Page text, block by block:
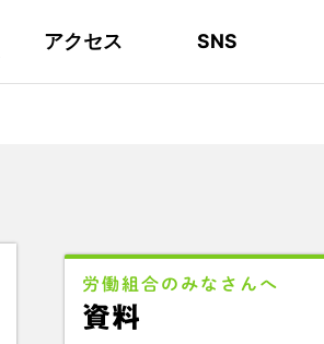
44の構成組織
地域活動
アクセス
東部ブロック地協
SNS
YouTube
労働組合のみなさんへ
資料